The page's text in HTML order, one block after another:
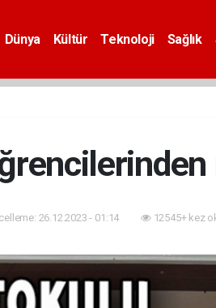
Dünya Kültür Teknoloji Sağlık
26.12.2023 - 01:14 12545+ kez